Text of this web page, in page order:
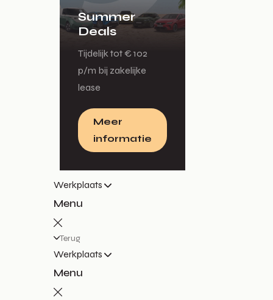
Summer
Deals
Tijdelijk tot € 102
p/m bij zakelijke
lease
Meer
informatie
Werkplaats
Menu
Terug
Werkplaats
Menu